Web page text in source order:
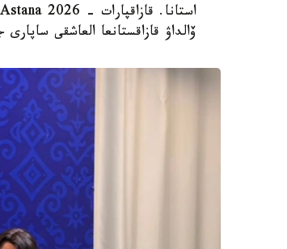
ۆالداۋ قازاقستانعا العاشقى